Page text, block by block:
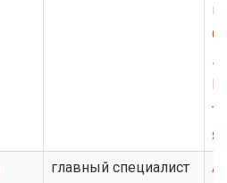
главный специалист